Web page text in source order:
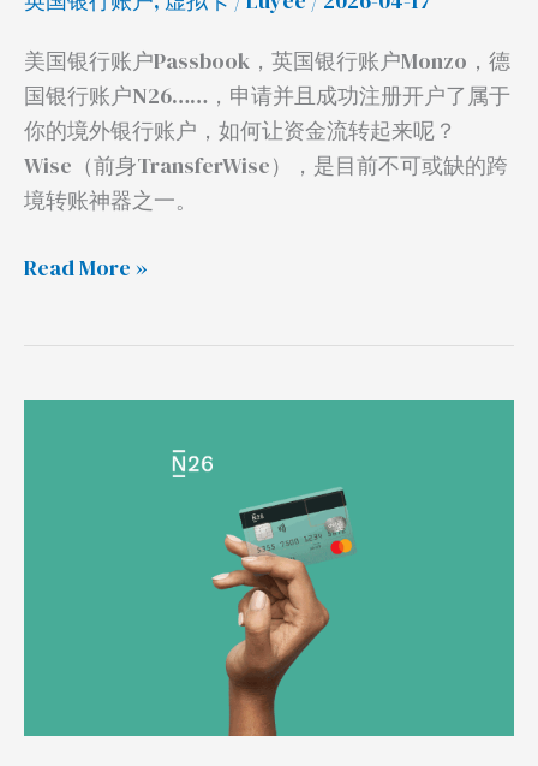
美国银行账户Passbook，英国银行账户Monzo，德
国银行账户N26……，申请并且成功注册开户了属于
你的境外银行账户，如何让资金流转起来呢？
Wise（前身TransferWise），是目前不可或缺的跨
境转账神器之一。
转
必
备
利
器
Read More »
验